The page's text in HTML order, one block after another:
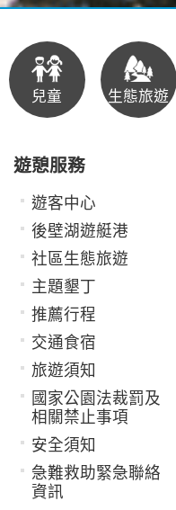
兒童 生態旅遊
遊憩服務
遊客中心
後壁湖遊艇港
社區生態旅遊
主題墾丁
推薦行程
交通食宿
旅遊須知
國家公園法裁罰及
相關禁止事項
安全須知
急難救助緊急聯絡
資訊